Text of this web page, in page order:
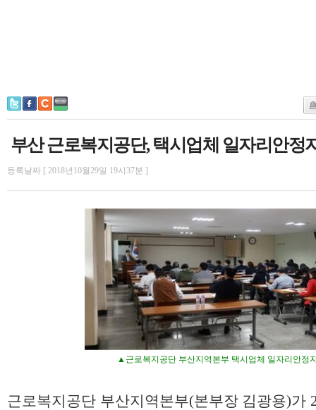
부산 근로복지공단, 택시업체 일자리안정
등록날짜 [ 2018년10월29일 19시37분 ]
▲근로복지공단 부산지역본부 택시업체 일자리안정
근로복지공단 부산지역본부(본부장 김광용)가